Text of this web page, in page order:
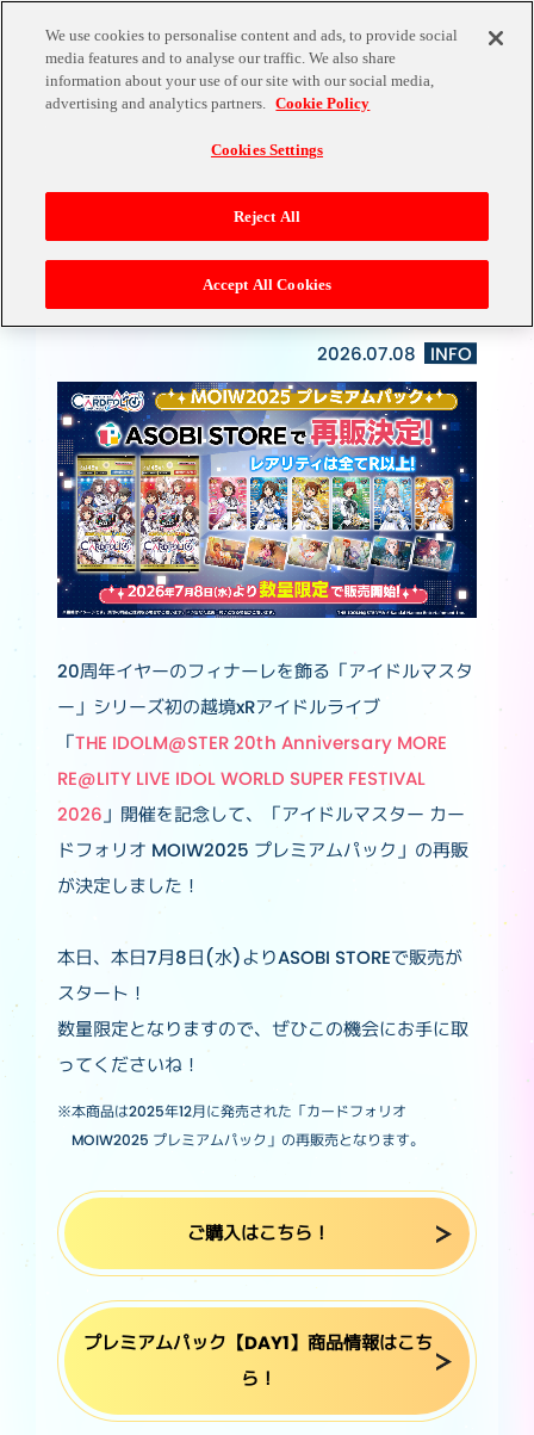
NEWS
MOIW2025 プレミアムパックの再販が決定！
2026.07.08 INFO
20周年イヤーのフィナーレを飾る「アイドルマスタ
ー」シリーズ初の越境xRアイドルライブ
「THE IDOLM@STER 20th Anniversary MORE
RE@LITY LIVE IDOL WORLD SUPER FESTIVAL
2026」開催を記念して、「アイドルマスター カー
ドフォリオ MOIW2025 プレミアムパック」の再販
が決定しました！
本日、本日7月8日(水)よりASOBI STOREで販売が
スタート！
数量限定となりますので、ぜひこの機会にお手に取
ってくださいね！
※本商品は2025年12月に発売された「カードフォリオ
MOIW2025 プレミアムパック」の再販売となります。
ご購入はこちら！
プレミアムパック【DAY1】商品情報はこち
ら！
We use cookies to personalise content and ads, to provide social
media features and to analyse our traffic. We also share
information about your use of our site with our social media,
advertising and analytics partners. Cookie Policy
Cookies Settings
Reject All
Accept All Cookies